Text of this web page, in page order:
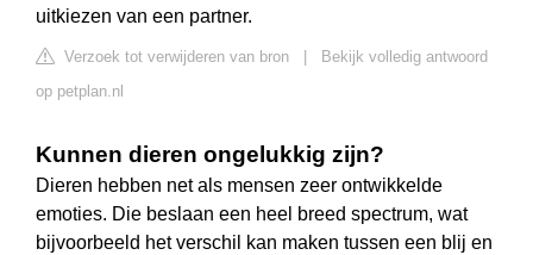
uitkiezen van een partner.
Verzoek tot verwijderen van bron
Bekijk volledig antwoord
op petplan.nl
Kunnen dieren ongelukkig zijn?
Dieren hebben net als mensen zeer ontwikkelde
emoties. Die beslaan een heel breed spectrum, wat
bijvoorbeeld het verschil kan maken tussen een blij en